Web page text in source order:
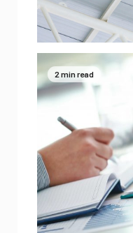
2 min read